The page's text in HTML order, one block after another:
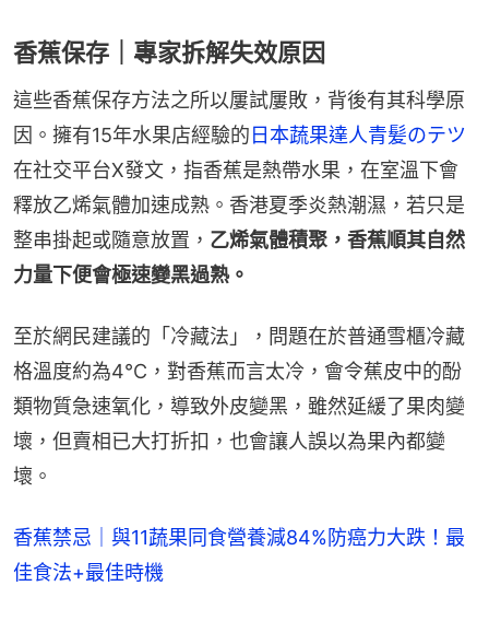
香蕉保存｜專家拆解失效原因
這些香蕉保存方法之所以屢試屢敗，背後有其科學原
因。擁有15年水果店經驗的日本蔬果達人青髪のテツ
在社交平台X發文，指香蕉是熱帶水果，在室溫下會
釋放乙烯氣體加速成熟。香港夏季炎熱潮濕，若只是
整串掛起或隨意放置， 乙烯氣體積聚，香蕉順其自然
力量下便會極速變黑過熟。
至於網民建議的「冷藏法」，問題在於普通雪櫃冷藏
格溫度約為4°C，對香蕉而言太冷，會令蕉皮中的酚
類物質急速氧化，導致外皮變黑，雖然延緩了果肉變
壞，但賣相已大打折扣，也會讓人誤以為果內都變
壞。
香蕉禁忌｜與11蔬果同食營養減84%防癌力大跌！最
佳食法+最佳時機